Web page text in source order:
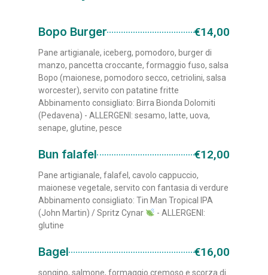
Bopo Burger €14,00
Pane artigianale, iceberg, pomodoro, burger di
manzo, pancetta croccante, formaggio fuso, salsa
Bopo (maionese, pomodoro secco, cetriolini, salsa
worcester), servito con patatine fritte
Abbinamento consigliato: Birra Bionda Dolomiti
(Pedavena) - ALLERGENI: sesamo, latte, uova,
senape, glutine, pesce
Bun falafel €12,00
Pane artigianale, falafel, cavolo cappuccio,
maionese vegetale, servito con fantasia di verdure
Abbinamento consigliato: Tin Man Tropical IPA
(John Martin) / Spritz Cynar
- ALLERGENI:
glutine
Bagel €16,00
songino, salmone, formaggio cremoso e scorza di